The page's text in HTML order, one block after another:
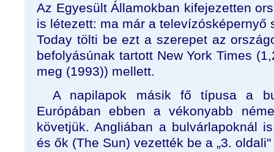
Az Egyesült Államokban kifejezetten
is létezett: ma már a televízósképernyő
Today tölti be ezt a szerepet az
befolyásúnak tartott New York Times
meg (1993)) mellett.
A napilapok másik fő típusa a
Európában ebben a vékonyabb
követjük. Angliában a bulvárlapoknál
és ők (The Sun) vezették be a „3.